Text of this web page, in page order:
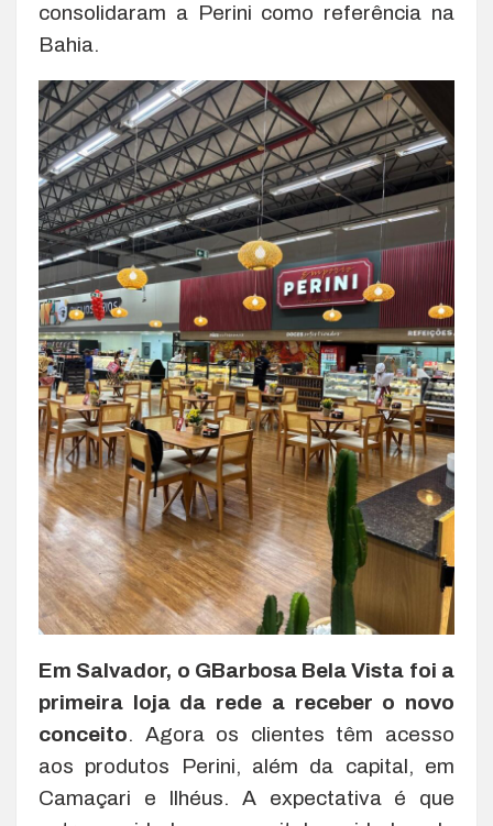
consolidaram a Perini como referência na
Bahia.
Em Salvador, o GBarbosa Bela Vista foi a
primeira loja da rede a receber o novo
conceito. Agora os clientes têm acesso
aos produtos Perini, além da capital, em
Camaçari e Ilhéus. A expectativa é que